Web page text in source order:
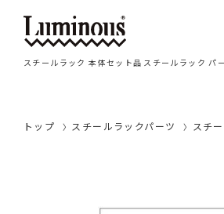
スチールラック 本体セット品 スチールラック パ
トップ スチールラックパーツ スチ